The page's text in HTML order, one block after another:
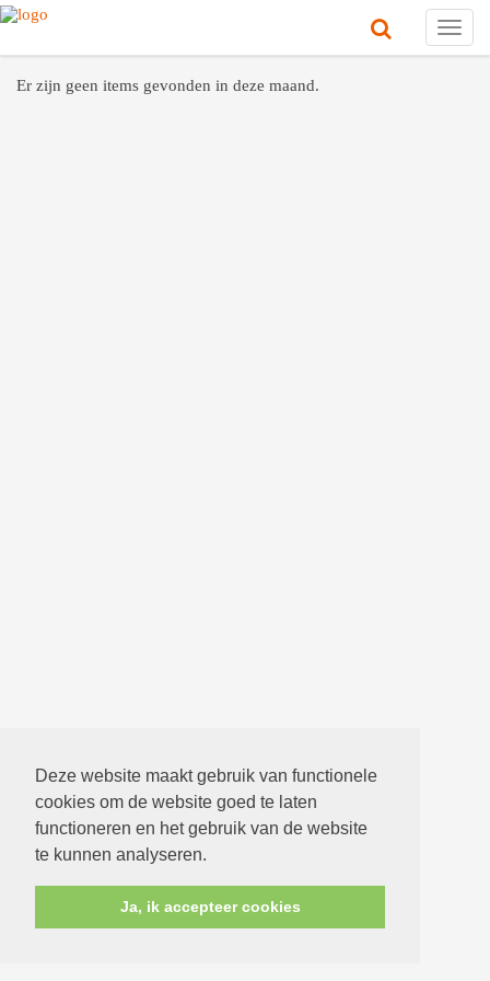
Deze website maakt gebruik van functionele
cookies om de website goed te laten
functioneren en het gebruik van de website
te kunnen analyseren.
Ja, ik accepteer cookies
Er zijn geen items gevonden in deze maand.